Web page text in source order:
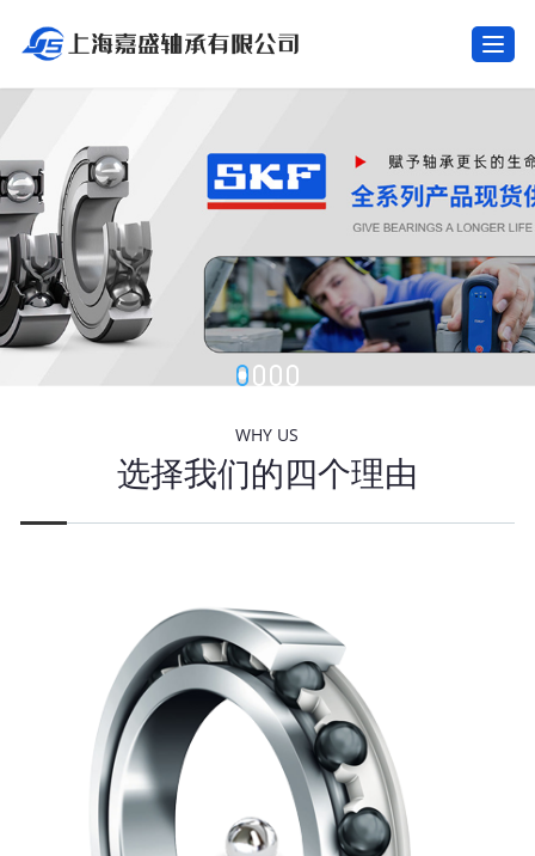
T
o
g
a
v
i
g
a
i
o
n
WHY US
选择我们的四个理由